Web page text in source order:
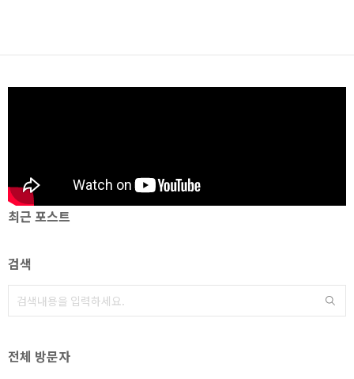
최근 포스트
검색
전체 방문자